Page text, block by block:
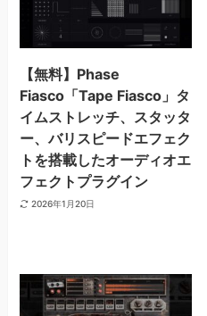
【無料】Phase
Fiasco「Tape Fiasco」タ
イムストレッチ、スタッタ
ー、バリスピードエフェク
トを搭載したオーディオエ
フェクトプラグイン
2026年1月20日